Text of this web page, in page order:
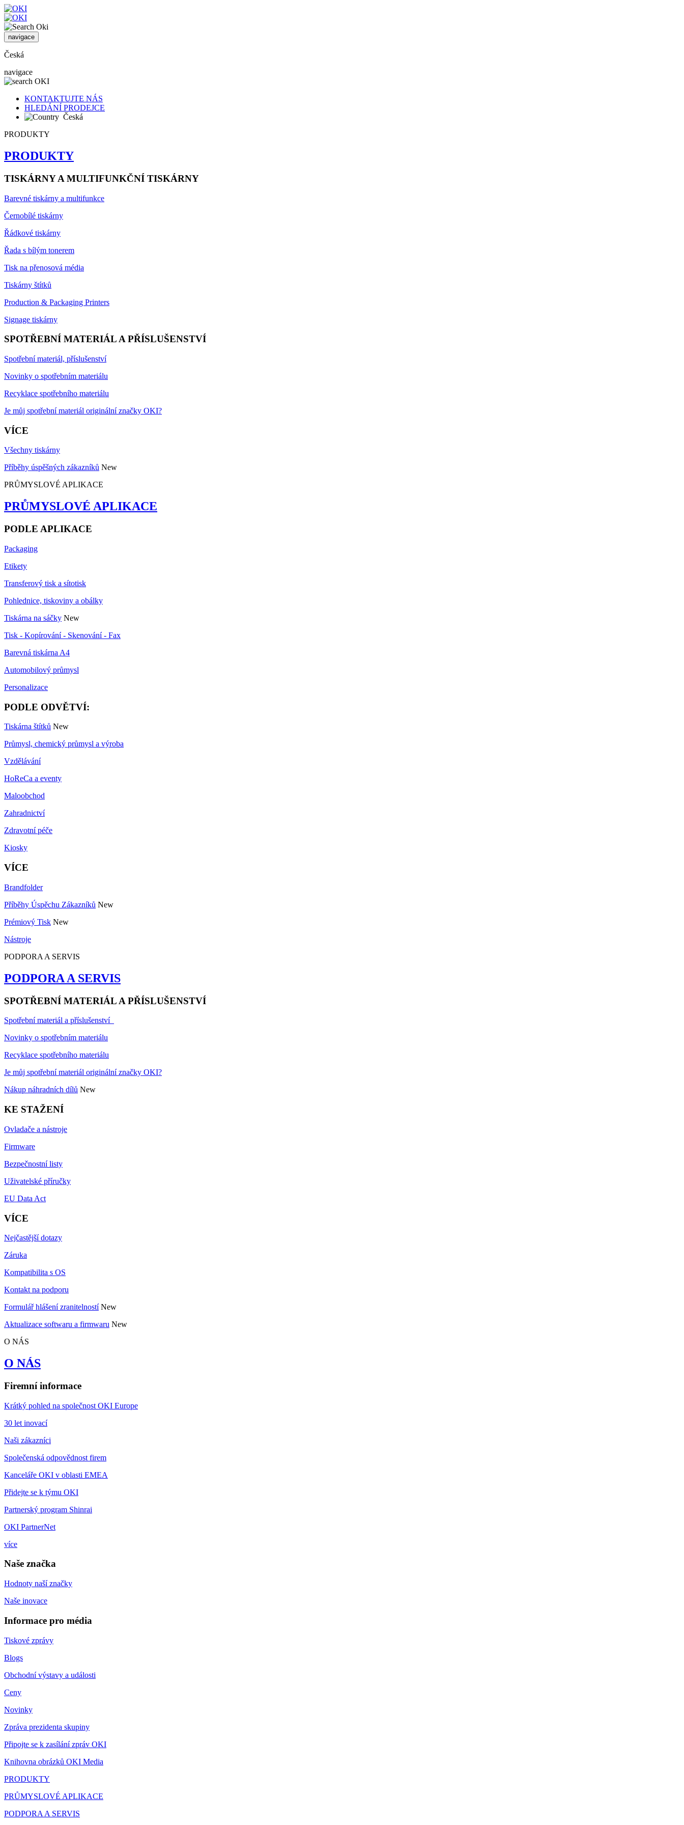
navigace
Česká
navigace
KONTAKTUJTE NÁS
HLEDÁNÍ PRODEJCE
Česká
PRODUKTY
PRODUKTY
TISKÁRNY A MULTIFUNKČNÍ TISKÁRNY
Barevné tiskárny a multifunkce
Černobílé tiskárny
Řádkové tiskárny
Řada s bílým tonerem
Tisk na přenosová média
Tiskárny štítků
Production & Packaging Printers
Signage tiskárny
SPOTŘEBNÍ MATERIÁL A PŘÍSLUŠENSTVÍ
Spotřební materiál, příslušenství
Novinky o spotřebním materiálu
Recyklace spotřebního materiálu
Je můj spotřební materiál originální značky OKI?
VÍCE
Všechny tiskárny
Příběhy úspěšných zákazníků New
PRŮMYSLOVÉ APLIKACE
PRŮMYSLOVÉ APLIKACE
PODLE APLIKACE
Packaging
Etikety
Transferový tisk a sítotisk
Pohlednice, tiskoviny a obálky
Tiskárna na sáčky New
Tisk - Kopírování - Skenování - Fax
Barevná tiskárna A4
Automobilový průmysl
Personalizace
PODLE ODVĚTVÍ:
Tiskárna štítků New
Průmysl, chemický průmysl a výroba
Vzdělávání
HoReCa a eventy
Maloobchod
Zahradnictví
Zdravotní péče
Kiosky
VÍCE
Brandfolder
Příběhy Úspěchu Zákazníků New
Prémiový Tisk New
Nástroje
PODPORA A SERVIS
PODPORA A SERVIS
SPOTŘEBNÍ MATERIÁL A PŘÍSLUŠENSTVÍ
Spotřební materiál a příslušenství
Novinky o spotřebním materiálu
Recyklace spotřebního materiálu
Je můj spotřební materiál originální značky OKI?
Nákup náhradních dílů New
KE STAŽENÍ
Ovladače a nástroje
Firmware
Bezpečnostní listy
Uživatelské příručky
EU Data Act
VÍCE
Nejčastější dotazy
Záruka
Kompatibilita s OS
Kontakt na podporu
Formulář hlášení zranitelností New
Aktualizace softwaru a firmwaru New
O NÁS
O NÁS
Firemní informace
Krátký pohled na společnost OKI Europe
30 let inovací
Naši zákazníci
Společenská odpovědnost firem
Kanceláře OKI v oblasti EMEA
Přidejte se k týmu OKI
Partnerský program Shinrai
OKI PartnerNet
více
Naše značka
Hodnoty naší značky
Naše inovace
Informace pro média
Tiskové zprávy
Blogs
Obchodní výstavy a události
Ceny
Novinky
Zpráva prezidenta skupiny
Připojte se k zasílání zpráv OKI
Knihovna obrázků OKI Media
PRODUKTY
PRŮMYSLOVÉ APLIKACE
PODPORA A SERVIS